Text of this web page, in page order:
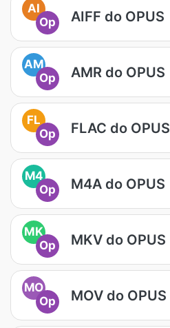
AI
Op
AIFF do OPUS
AM
Op
AMR do OPUS
FL
Op
FLAC do OPUS
M4
Op
M4A do OPUS
MK
Op
MKV do OPUS
MO
Op
MOV do OPUS